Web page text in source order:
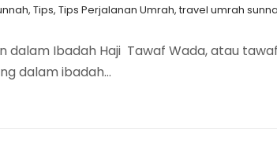
, Tips, Tips Perjalanan Umrah, travel umrah
dalam Ibadah Haji ​ Tawaf Wada, atau
dalam ibadah...